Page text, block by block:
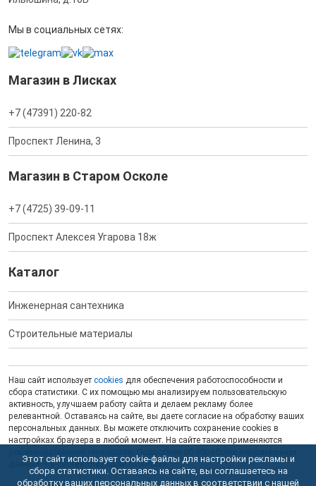
Мы в социальных сетях:
Магазин в Лисках
+7 (47391) 220-82
Проспект Ленина, 3
Магазин в Старом Осколе
+7 (4725) 39-09-11
Проспект Алексея Угарова 18ж
Каталог
Инженерная сантехника
Строительные материалы
Наш сайт использует cookies для обеспечения работоспособности и
сбора статистики. С их помощью мы анализируем пользовательскую
активность, улучшаем работу сайта и делаем рекламу более
релевантной. Оставаясь на сайте, вы даете согласие на обработку ваших
персональных данных. Вы можете отключить сохранение cookies в
настройках браузера в любой момент. На сайте также применяются
данных — в соответствующейПолитике.
Этот сайт использует cookie-файлы для настройки рекламы и
сбора статистики. Оставаясь на сайте, вы соглашаетесь на
обработку ваших персональных данных в соответствии с нашей